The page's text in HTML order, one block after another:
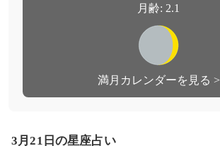
月齢: 2.1
満月カレンダーを見る >
3月21日の星座占い